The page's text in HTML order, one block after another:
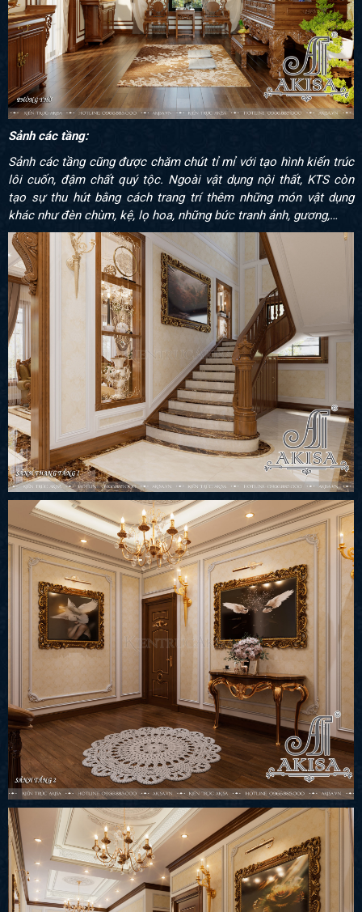
Sảnh các tầng:
Sảnh các tầng cũng được chăm chút tỉ mỉ với tạo hình kiến trúc
lôi cuốn, đậm chất quý tộc. Ngoài vật dụng nội thất, KTS còn
tạo sự thu hút bằng cách trang trí thêm những món vật dụng
khác như đèn chùm, kệ, lọ hoa, những bức tranh ảnh, gương,…